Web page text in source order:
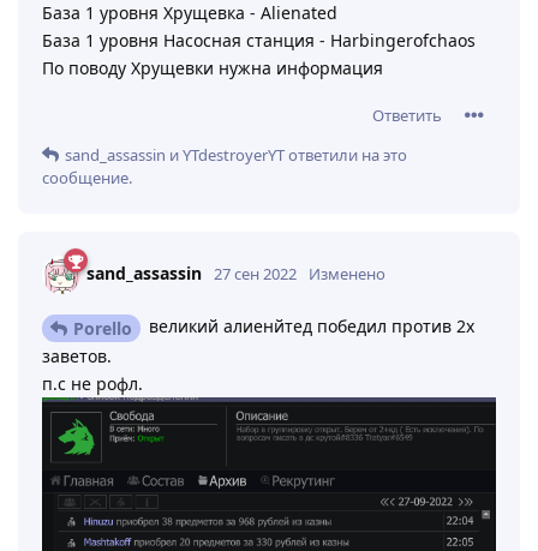
База 1 уровня Хрущевка - Alienated
База 1 уровня Насосная станция - Harbingerofchaos
По поводу Хрущевки нужна информация
Ответить
sand_assassin иYTdestroyerYTответили на это
сообщение.
sand_assassin 27 сен 2022 Изменено
Porello
великий алиенйтед победил против 2х
заветов.
п.с не рофл.